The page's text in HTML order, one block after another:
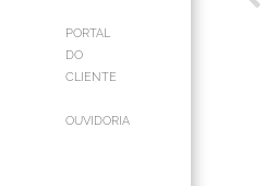
PORTAL
DO
CLIENTE
OUVIDORIA